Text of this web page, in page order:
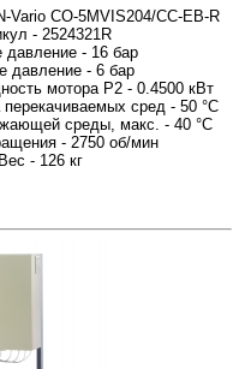
Vario CO-5MVIS204/CC-EB-R
- 2524321R
давление - 16 бар
давление - 6 бар
мотора P2 - 0.4500 кВт
сред - 50 °C
среды, макс. - 40 °C
- 2750 об/мин
Вес - 126 кг